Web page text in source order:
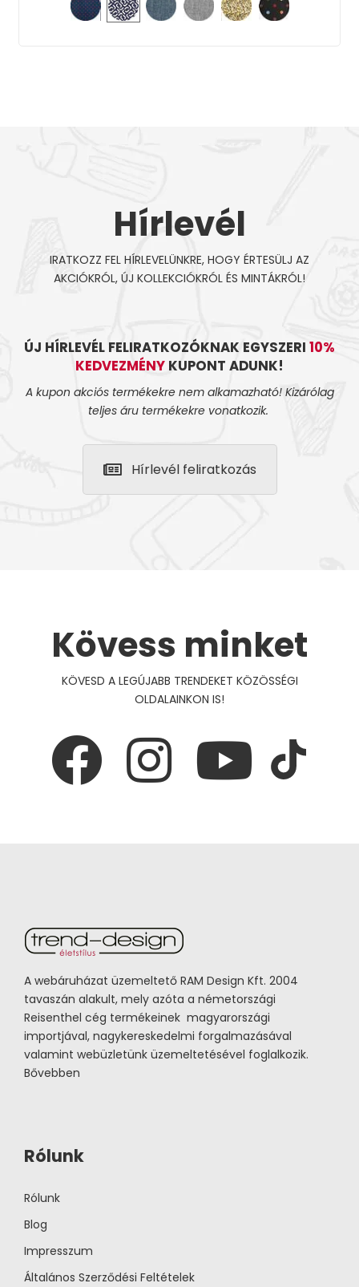
Hírlevél
IRATKOZZ FEL HÍRLEVELÜNKRE, HOGY ÉRTESÜLJ AZ
AKCIÓKRÓL, ÚJ KOLLEKCIÓKRÓL ÉS MINTÁKRÓL!
ÚJ HÍRLEVÉL FELIRATKOZÓKNAK EGYSZERI 10%
KEDVEZMÉNY KUPONT ADUNK!
A kupon akciós termékekre nem alkamazható! Kizárólag
teljes áru termékekre vonatkozik.
Hírlevél feliratkozás
Kövess minket
KÖVESD A LEGÚJABB TRENDEKET KÖZÖSSÉGI
OLDALAINKON IS!
A webáruházat üzemeltető RAM Design Kft. 2004
tavaszán alakult, mely azóta a németországi
Reisenthel cég termékeinek magyarországi
importjával, nagykereskedelmi forgalmazásával
valamint webüzletünk üzemeltetésével foglalkozik.
Bővebben
Rólunk
Rólunk
Blog
Impresszum
Általános Szerződési Feltételek